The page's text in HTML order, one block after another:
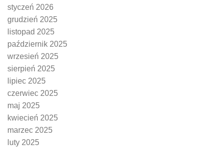
styczeń 2026
grudzień 2025
listopad 2025
październik 2025
wrzesień 2025
sierpień 2025
lipiec 2025
czerwiec 2025
maj 2025
kwiecień 2025
marzec 2025
luty 2025